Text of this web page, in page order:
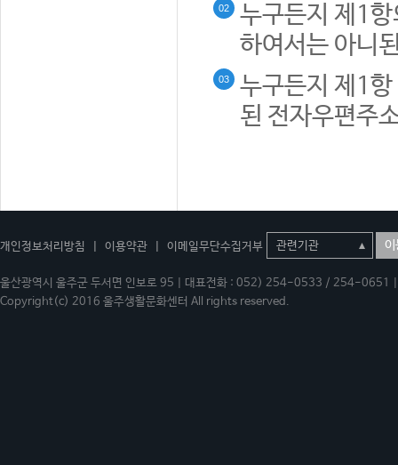
02
누구든지 제1
하여서는 아니
03
누구든지 제1
된 전자우편주
개인정보처리방침 이용약관 이메일무단수집거부 이
울산광역시 울주군 두서면 인보로 95 | 대표전화 : 052) 254-0533 / 254-
Copyright(c) 2016 울주생활문화센터 All rights reserved.